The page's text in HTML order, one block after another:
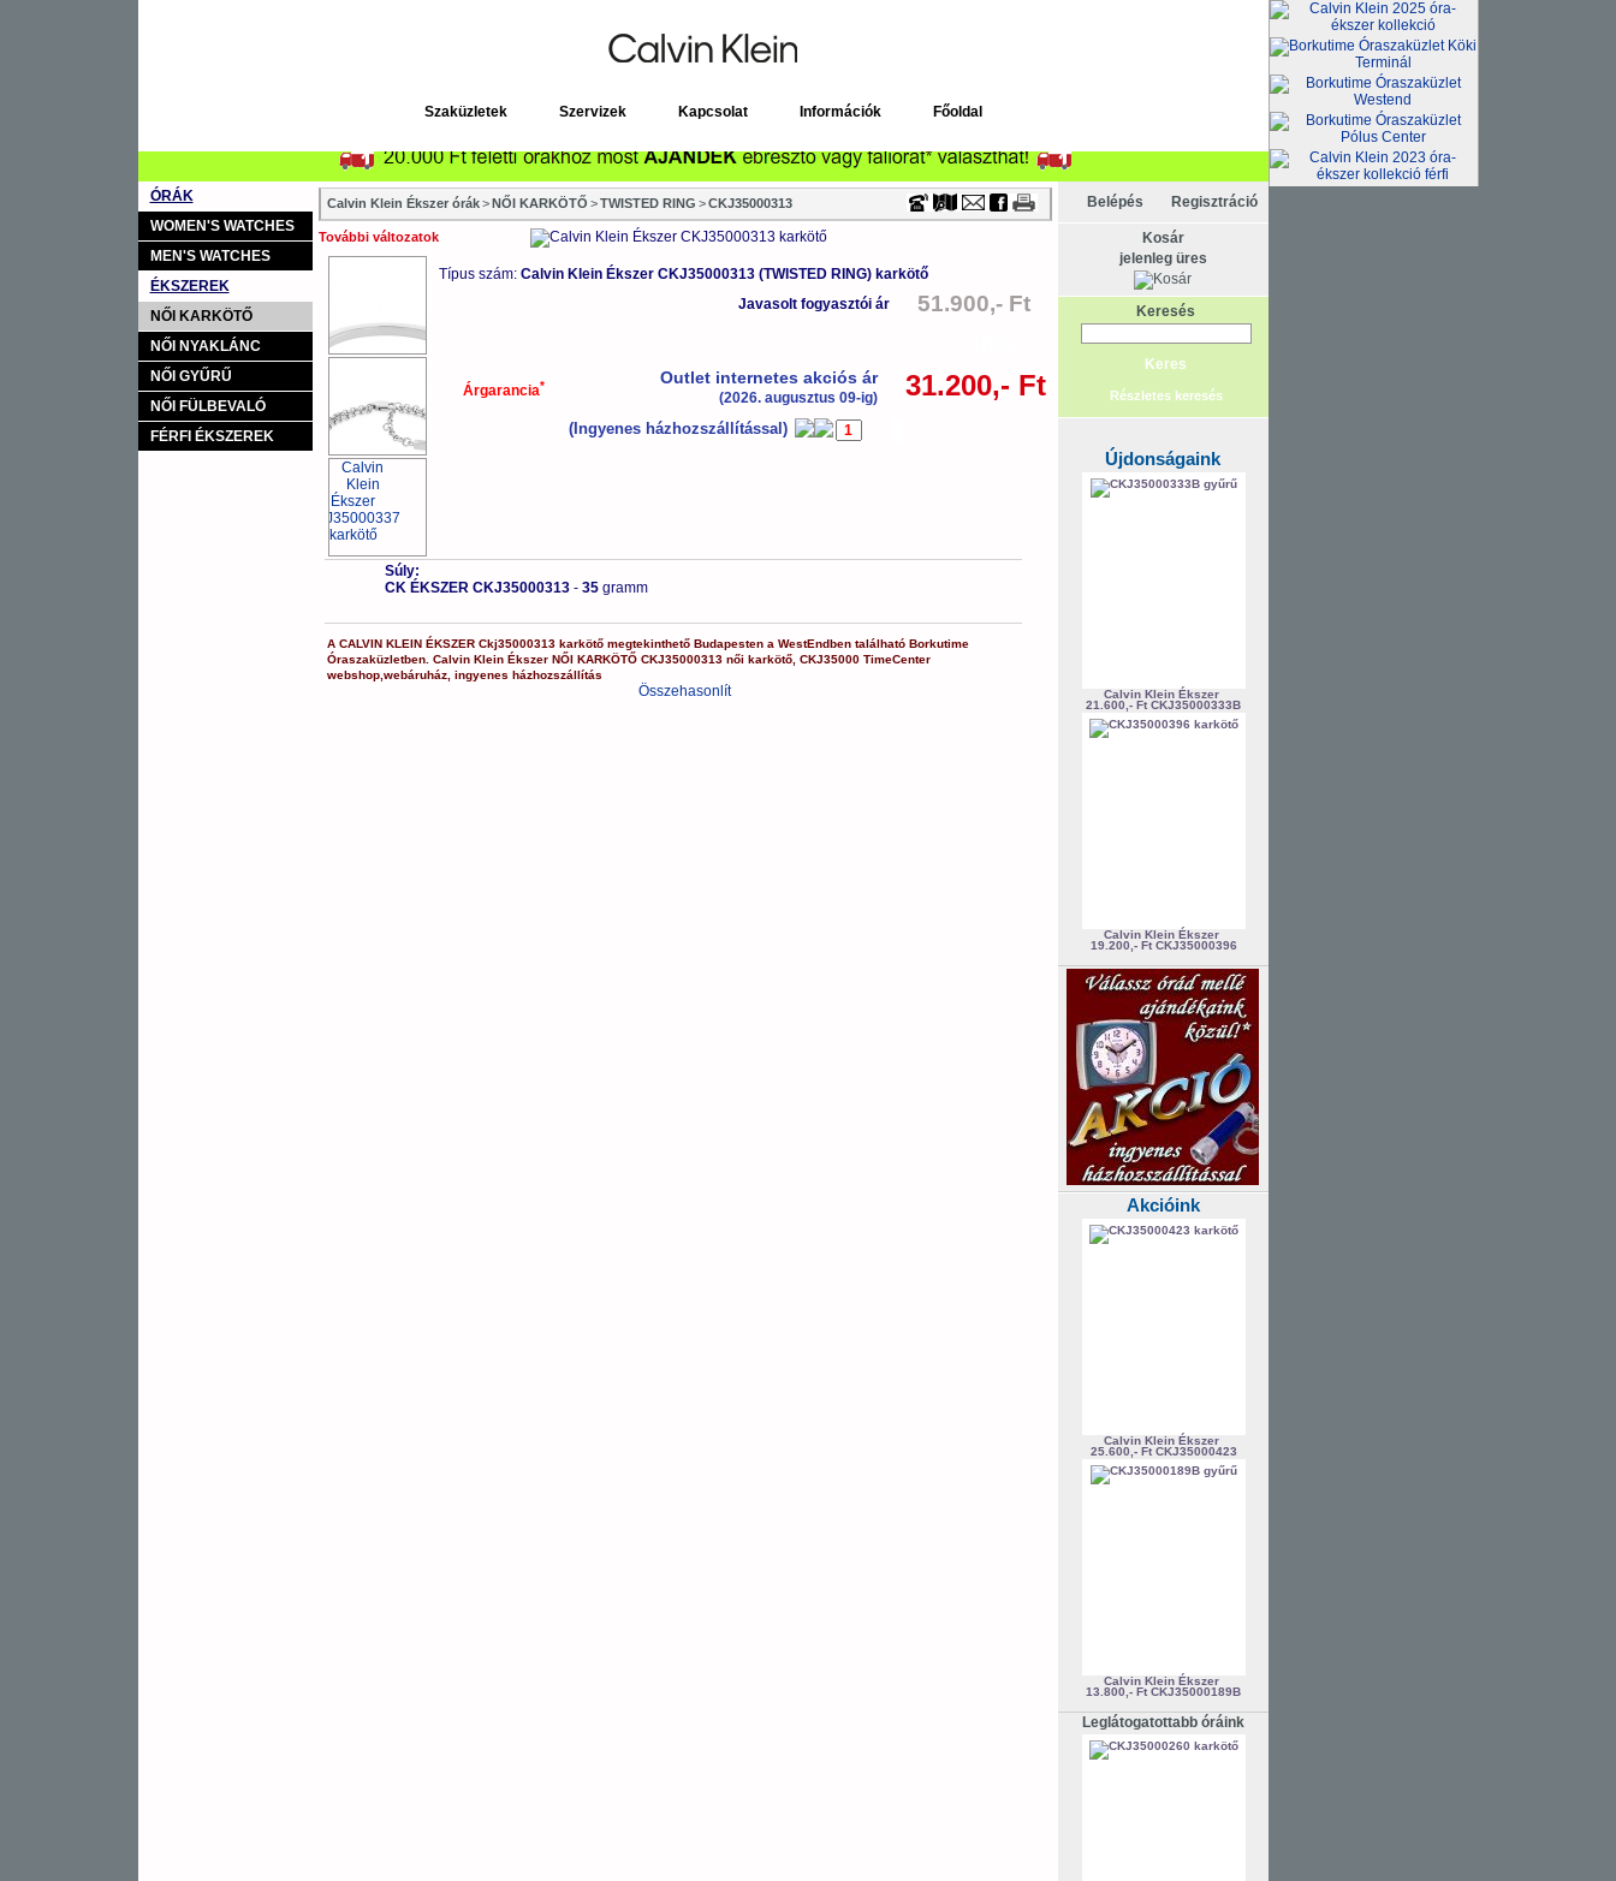
Szaküzletek Szervizek Kapcsolat Információk Főoldal
ÓRÁK
WOMEN'S WATCHES
MEN'S WATCHES
ÉKSZEREK
NŐI KARKÖTŐ
NŐI NYAKLÁNC
NŐI GYŰRŰ
NŐI FÜLBEVALÓ
FÉRFI ÉKSZEREK
Calvin Klein Ékszer órák > NŐI KARKÖTŐ > TWISTED RING > CKJ35000313
További változatok
Típus szám: Calvin Klein Ékszer CKJ35000313 (TWISTED RING) karkötő
Javasolt fogyasztói ár
51.900,- Ft
Árgarancia* Outlet internetes akciós ár
(2026. augusztus 09-ig) 31.200,- Ft
(Ingyenes házhozszállítással)
Súly:
CK ÉKSZER CKJ35000313- 35 gramm
A CALVIN KLEIN ÉKSZER Ckj35000313 karkötőmegtekinthető Budapesten a WestEndbentalálható Borkutime
Óraszaküzletben. Calvin Klein Ékszer NŐI KARKÖTŐ CKJ35000313 női karkötő, CKJ35000 TimeCenter
webshop, webáruház, ingyenes házhozszállítás
Összehasonlít
Belépés Regisztráció
Kosár
jelenleg üres
Keresés
Részletes keresés
Újdonságaink
Calvin Klein Ékszer
21.600,- Ft CKJ35000333B
Calvin Klein Ékszer
19.200,- Ft CKJ35000396
Akcióink
Calvin Klein Ékszer
25.600,- Ft CKJ35000423
Calvin Klein Ékszer
13.800,- Ft CKJ35000189B
Leglátogatottabb óráink